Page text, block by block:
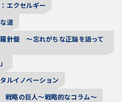
エクセルギー
道
針盤 〜忘れがちな正論を語って
ルイノベーション
戦略の巨人～戦略的なコラム～